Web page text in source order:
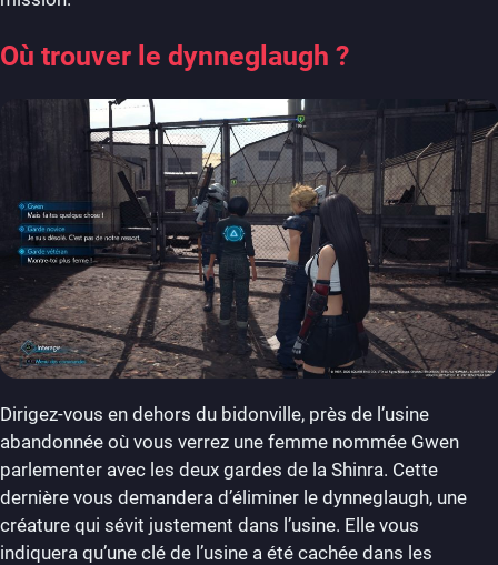
Où trouver le dynneglaugh ?
Dirigez-vous en dehors du bidonville, près de l’usine
abandonnée où vous verrez une femme nommée Gwen
parlementer avec les deux gardes de la Shinra. Cette
dernière vous demandera d’éliminer le dynneglaugh, une
créature qui sévit justement dans l’usine. Elle vous
indiquera qu’une clé de l’usine a été cachée dans les